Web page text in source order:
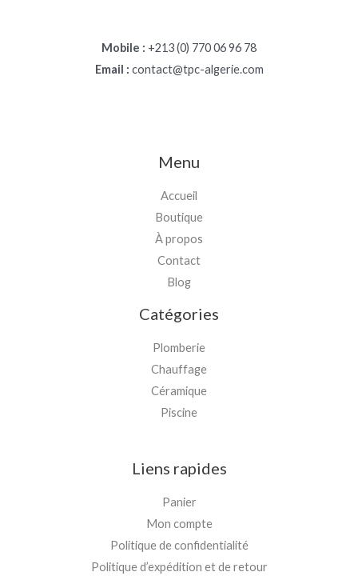
Mobile : +213 (0) 770 06 96 78
Email : contact@tpc-algerie.com
Menu
Accueil
Boutique
À propos
Contact
Blog
Catégories
Plomberie
Chauffage
Céramique
Piscine
Liens rapides
Panier
Mon compte
Politique de confidentialité
Politique d’expédition et de retour